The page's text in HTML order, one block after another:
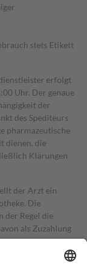
stets Etikett
erfolgt
Uhr. Der genaue
der
des Spediteurs
pharmazeutische
dienen, die
Klärungen
der Arzt ein
Die
der Regel die
als Zuzahlung
von zehn